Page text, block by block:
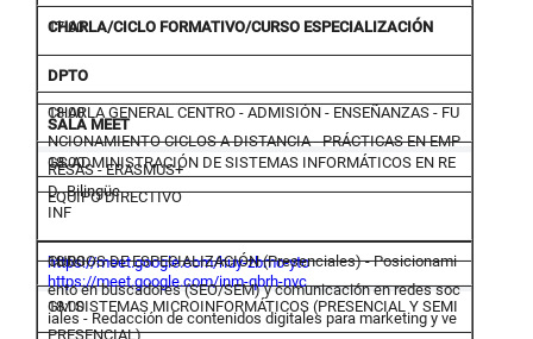
CHARLA/CICLO FORMATIVO/CURSO ESPECIALIZACIÓN
DPTO
SALA MEET
17:00
CHARLA GENERAL CENTRO - ADMISIÓN - ENSEÑANZAS - FU
NCIONAMIENTO CICLOS A DISTANCIA - PRÁCTICAS EN EMP
RESAS - ERASMUS+
EQUIPO DIRECTIVO
https://meet.google.com/inm-qbrh-nvc
18:00
GS ADMINISTRACIÓN DE SISTEMAS INFORMÁTICOS EN RE
D -Bilingüe-
INF
https://meet.google.com/huy-zbmo-yto
18:00
CURSOS DE ESPECIALIZACIÓN (Presenciales) - Posicionami
ento en buscadores (SEO/SEM) y comunicación en redes soc
iales - Redacción de contenidos digitales para marketing y ve
18:00
GM SISTEMAS MICROINFORMÁTICOS (PRESENCIAL Y SEMI
PRESENCIAL)
18:00